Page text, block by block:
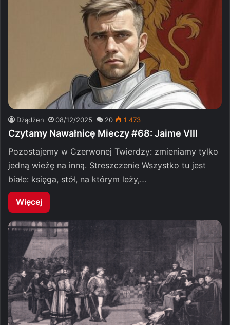
Dżądżen 08/12/2025 20 1 473
Czytamy Nawałnicę Mieczy #68: Jaime VIII
Pozostajemy w Czerwonej Twierdzy: zmieniamy tylko
jedną wieżę na inną. Streszczenie Wszystko tu jest
białe: księga, stół, na którym leży,…
Więcej